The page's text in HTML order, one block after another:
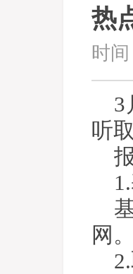
热
时
3
听
报
网